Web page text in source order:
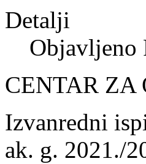
Detalji
Objavljeno
CENTAR ZA
Izvanredni
ak. g. 2021./